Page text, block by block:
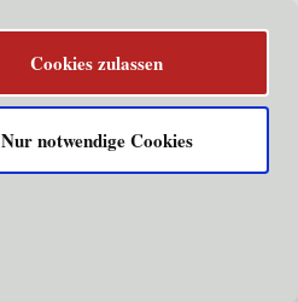
Cookies zulassen
Nur notwendige Cookies